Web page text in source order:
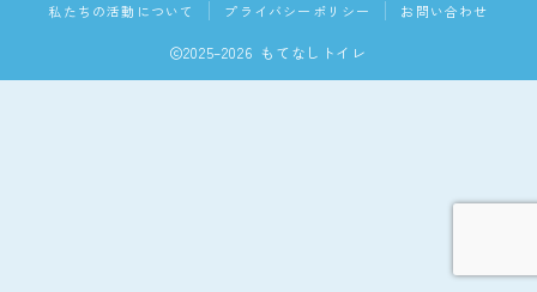
私たちの活動について プライバシーポリシー お問い合わせ
2025–2026 もてなしトイレ